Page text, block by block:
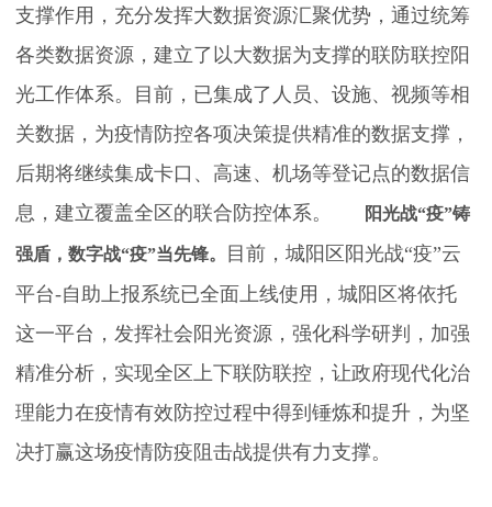
支撑作用，充分发挥大数据资源汇聚优势，通过统筹
各类数据资源，建立了以大数据为支撑的联防联控阳
光工作体系。目前，已集成了人员、设施、视频等相
关数据，为疫情防控各项决策提供精准的数据支撑，
后期将继续集成卡口、高速、机场等登记点的数据信
息，建立覆盖全区的联合防控体系。
阳光战“疫”铸
强盾，数字战“疫”当先锋。
目前，城阳区阳光战“疫”云
平台-自助上报系统已全面上线使用，城阳区将依托
这一平台，发挥社会阳光资源，强化科学研判，加强
精准分析，实现全区上下联防联控，让政府现代化治
理能力在疫情有效防控过程中得到锤炼和提升，为坚
决打赢这场疫情防疫阻击战提供有力支撑。